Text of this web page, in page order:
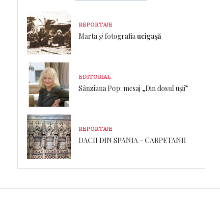
REPORTAJE
Martașifotografiaucigașă
EDITORIAL
Sânziana Pop: mesaj „Din dosul ușii”
REPORTAJE
DACII DIN SPANIA – CARPETANII